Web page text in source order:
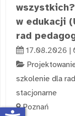
w edukacji
rad
17.08.2026 |
szkolenie dla
stacjonarne
Poznań